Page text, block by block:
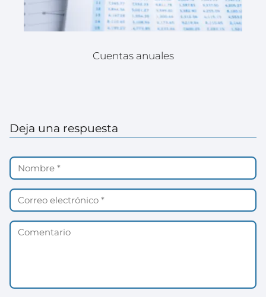
Cuentas anuales
Deja una respuesta